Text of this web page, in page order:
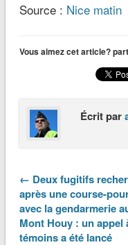
Source : Nice matin
Vous aimez cet article?
Écrit par
← Deux fugitifs
après une course-
avec la gendarmerie
Mont Houy : un appel
témoins a été lancé